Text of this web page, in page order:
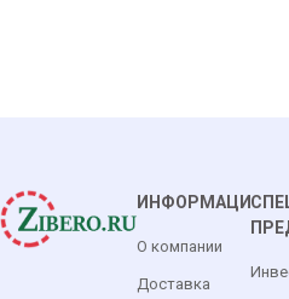
ИНФОРМАЦИЯ
О компании
Доставка